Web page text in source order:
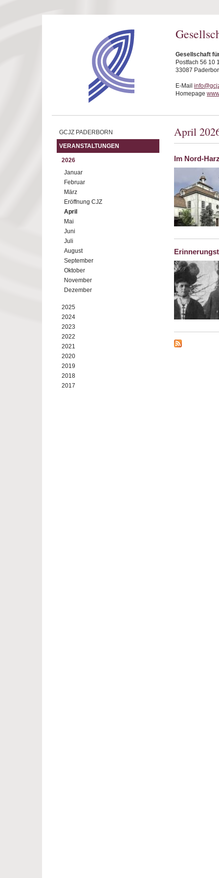
Gesellschaft
Postfach 56 10
33087
E-Mail
Homepage
GCJZ PADERBORN
VERANSTALTUNGEN
2026
Januar
Februar
März
Eröffnung CJZ
April
Mai
Juni
Juli
August
September
Oktober
November
Dezember
2025
2024
2023
2022
2021
2020
2019
2018
2017
April
Im Nord-